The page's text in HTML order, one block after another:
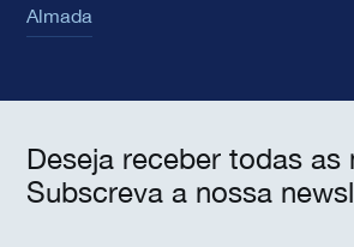
Almada
Deseja receber todas as
Subscreva a nossa